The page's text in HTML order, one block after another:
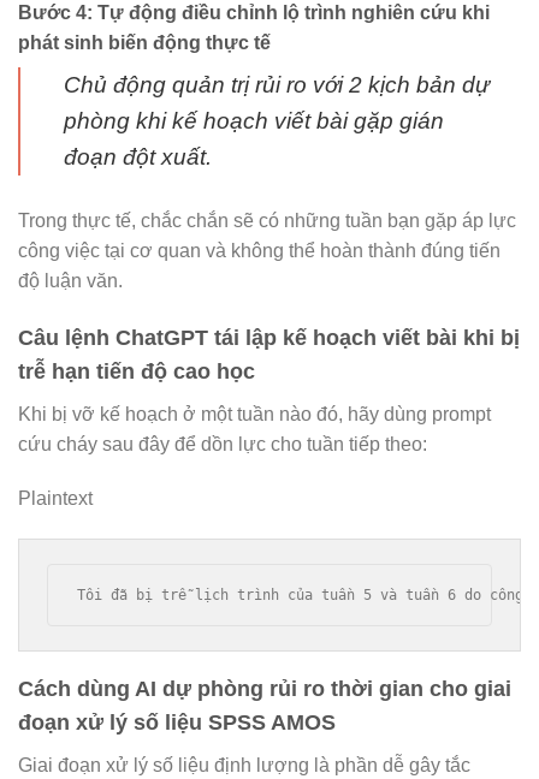
Bước 4: Tự động điều chỉnh lộ trình nghiên cứu khi
phát sinh biến động thực tế
Chủ động quản trị rủi ro với 2 kịch bản dự
phòng khi kế hoạch viết bài gặp gián
đoạn đột xuất.
Trong thực tế, chắc chắn sẽ có những tuần bạn gặp áp lực
công việc tại cơ quan và không thể hoàn thành đúng tiến
độ luận văn.
Câu lệnh ChatGPT tái lập kế hoạch viết bài khi bị
trễ hạn tiến độ cao học
Khi bị vỡ kế hoạch ở một tuần nào đó, hãy dùng prompt
cứu cháy sau đây để dồn lực cho tuần tiếp theo:
Plaintext
Cách dùng AI dự phòng rủi ro thời gian cho giai
đoạn xử lý số liệu SPSS AMOS
Giai đoạn xử lý số liệu định lượng là phần dễ gây tắc